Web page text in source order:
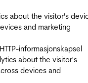
about the visitor's
and marketing
informasjonskapsel
about the visitor's
devices and